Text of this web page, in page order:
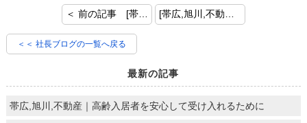
＜ 前の記事 [帯広,旭川,不動産｜入居者が「長く住みたい」と思う賃貸住宅]
＜＜ 社長ブログの一覧へ戻る
最新の記事
帯広,旭川,不動産｜高齢入居者を安心して受け入れるために